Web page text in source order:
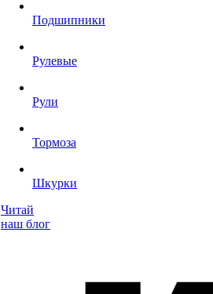
Подшипники
Рулевые
Рули
Тормоза
Шкурки
Читай
наш блог